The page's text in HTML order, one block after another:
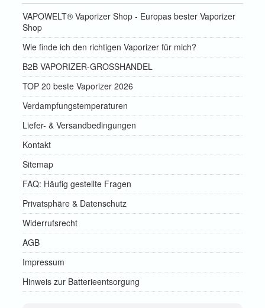
VAPOWELT® Vaporizer Shop - Europas bester Vaporizer
Shop
Wie finde ich den richtigen Vaporizer für mich?
B2B VAPORIZER-GROSSHANDEL
TOP 20 beste Vaporizer 2026
Verdampfungstemperaturen
Liefer- & Versandbedingungen
Kontakt
Sitemap
FAQ: Häufig gestellte Fragen
Privatsphäre & Datenschutz
Widerrufsrecht
AGB
Impressum
Hinweis zur Batterieentsorgung